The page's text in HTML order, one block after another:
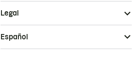
Legal
Español